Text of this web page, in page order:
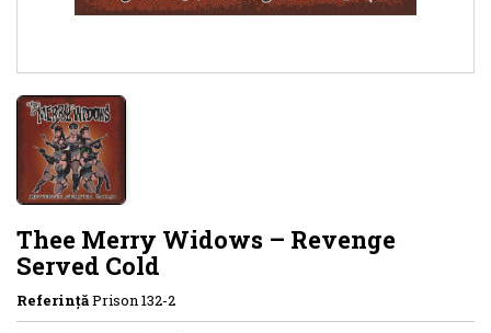
Thee Merry Widows – Revenge
Served Cold
ReferinţăPrison 132-2